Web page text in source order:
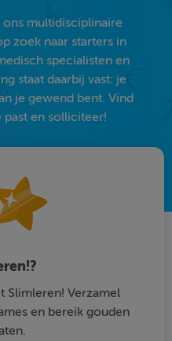
multidisciplinaire
zoek naar starters in
specialisten en
staat daarbij vast: je
je gewend bent. Vind
past en solliciteer!
Slimleren! Verzamel
en bereik gouden